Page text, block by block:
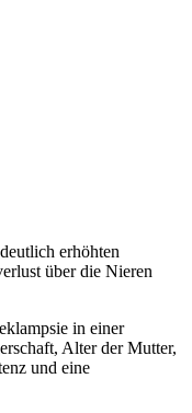
erhöhten
über die Nieren
in einer
Alter der Mutter,
und eine